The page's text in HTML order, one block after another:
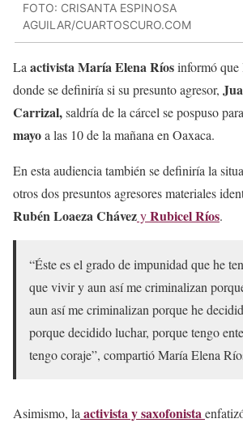
FOTO: CRISANTA ESPINOSA
AGUILAR/CUARTOSCURO.COM
La activista María Elena Ríosinformó que
donde se definiría si su presunto agresor,
Carrizal,saldría de la cárcel se pospuso
mayoa las 10 de la mañana en Oaxaca.
En esta audiencia también se definiría la
otros dos presuntos agresores materiales
Rubén Loaeza ChávezyRubicel Ríos.
“Éste es el grado de impunidad que he
que vivir y aun así me criminalizan
aun así me criminalizan porque he
porque decidido luchar, porque tengo
tengo coraje”, compartió María Elena
Asimismo, la activista y saxofonista